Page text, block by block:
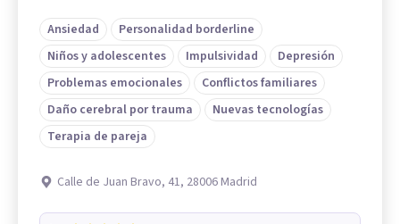
Ansiedad
Personalidad borderline
Niños y adolescentes
Impulsividad
Depresión
Problemas emocionales
Conflictos familiares
Daño cerebral por trauma
Nuevas tecnologías
Terapia de pareja
Calle de Juan Bravo, 41, 28006 Madrid